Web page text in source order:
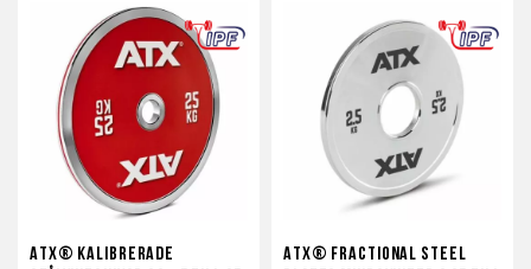
önskelista
i
jämför
önskelista
jämför
ATX® Kalibrerade
ATX® Fractional Steel